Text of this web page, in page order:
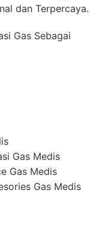
dan Terpercaya.
Gas Sebagai
Gas Medis
Gas Medis
Gas Medis